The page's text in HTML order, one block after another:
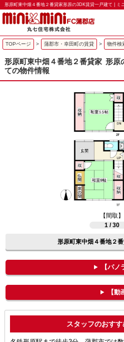
形原町東中畑４番地２番貸家形原の3DK賃貸一戸建て | ミ
TOPページ > 蒲郡市・幸田町の賃貸 > 物件検
形原町東中畑４番地２番貸家 形原
ての物件情報
【間取】
1 / 30
形原町東中畑４番地２
【パノ
【動